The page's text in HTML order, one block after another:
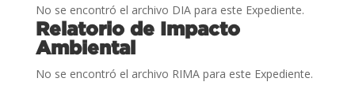
No se encontró el archivo DIA para este Expediente.
Relatorio de Impacto
Ambiental
No se encontró el archivo RIMA para este Expediente.